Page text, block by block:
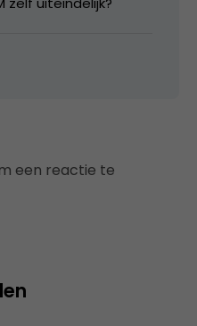
een reactie te